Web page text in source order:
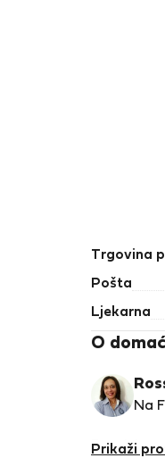
Trgovina
Pošta
Ljekarna
O
Na
Receiving
Prikaži